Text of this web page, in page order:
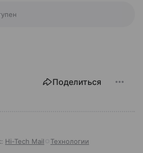
Поделиться
Hi-Tech Mail Технологии